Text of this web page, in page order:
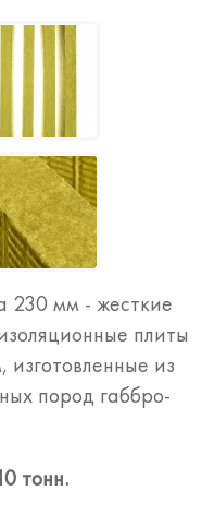
мм - жесткие
плиты
из
пород габбро-
тонн.